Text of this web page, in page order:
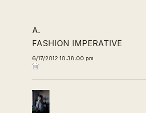
A.
FASHION IMPERATIVE
6/17/2012 10:38:00 pm